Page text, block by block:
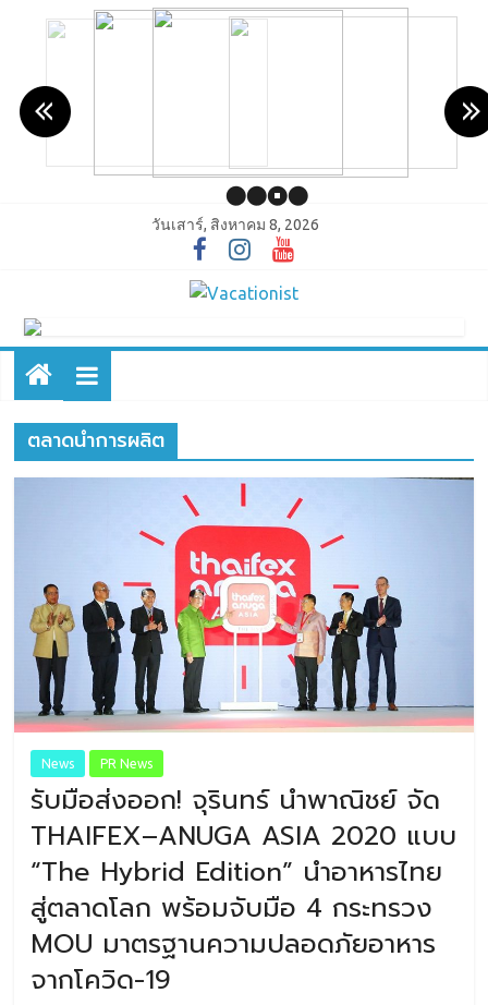
วันเสาร์, สิงหาคม 8, 2026
ตลาดนําการผลิต
News PR News
รับมือส่งออก! จุรินทร์ นำพาณิชย์ จัด
THAIFEX–ANUGA ASIA 2020 แบบ
“The Hybrid Edition” นำอาหารไทย
สู่ตลาดโลก พร้อมจับมือ 4 กระทรวง
MOU มาตรฐานความปลอดภัยอาหาร
จากโควิด-19